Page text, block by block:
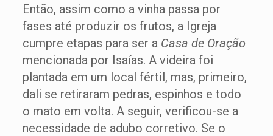
Então, assim como a vinha passa por
fases até produzir os frutos, a Igreja
cumpre etapas para ser a Casa de Oração
mencionada por Isaías. A videira foi
plantada em um local fértil, mas, primeiro,
dali se retiraram pedras, espinhos e todo
o mato em volta. A seguir, verificou-se a
necessidade de adubo corretivo. Se o